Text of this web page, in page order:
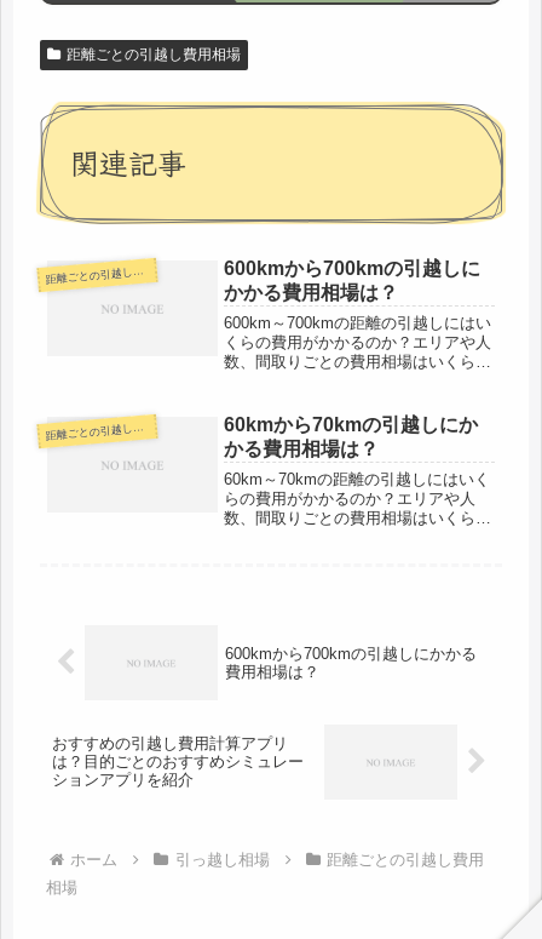
距離ごとの引越し費用相場
関連記事
距 離ごとの引越し費用相場
600kmから700kmの引越しに
かかる費用相場は？
600km～700kmの距離の引越しにはい
くらの費用がかかるのか？エリアや人
数、間取りごとの費用相場はいくらな
700kmの距離がある具体的な区間の例
や条件ごとの引越し費用相...
距離ごとの引越し費用相場
60kmから70kmの引越しにか
かる費用相場は？
60km～70kmの距離の引越しにはいく
らの費用がかかるのか？エリアや人
数、間取りごとの費用相場はいくらな
600kmから700kmの引越しにかかる
費用相場は？
おすすめの引越し費用計算アプリ
は？目的ごとのおすすめシミュレー
ションアプリを紹介
ホーム 引っ越し相場
距離ごとの引越し費用
相場